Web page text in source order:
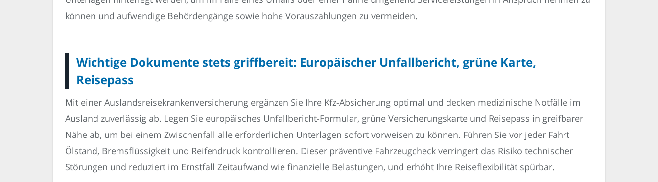
können und aufwendige Behördengänge sowie hohe Vorauszahlungen zu vermeiden.
Wichtige Dokumente stets griffbereit: Europäischer Unfallbericht, grüne Karte,
Reisepass
Mit einer Auslandsreisekrankenversicherung ergänzen Sie Ihre Kfz-Absicherung optimal und decken medizinische Notfälle im
Ausland zuverlässig ab. Legen Sie europäisches Unfallbericht-Formular, grüne Versicherungskarte und Reisepass in greifbarer
Nähe ab, um bei einem Zwischenfall alle erforderlichen Unterlagen sofort vorweisen zu können. Führen Sie vor jeder Fahrt
Ölstand, Bremsflüssigkeit und Reifendruck kontrollieren. Dieser präventive Fahrzeugcheck verringert das Risiko technischer
Störungen und reduziert im Ernstfall Zeitaufwand wie finanzielle Belastungen, und erhöht Ihre Reiseflexibilität spürbar.